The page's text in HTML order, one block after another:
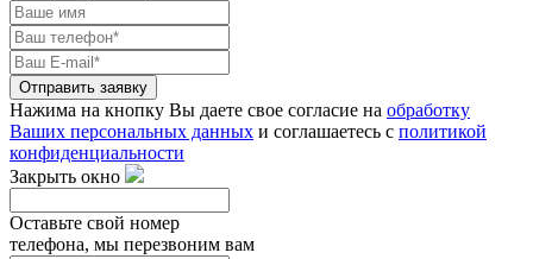
Отправить заявку
Нажима на кнопку Вы даете свое согласие на обработку
Ваших персональных данных и соглашаетесь с политикой
конфиденциальности
Закрыть окно
Оставьте свой номер
телефона, мы перезвоним вам